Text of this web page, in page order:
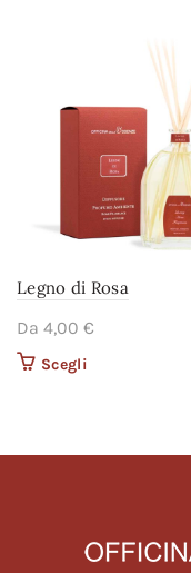
nella pagina del
Legno di Rosa
Da 4,00 €
Scegli